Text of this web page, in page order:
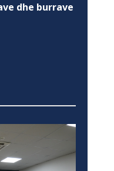
dhe burrave